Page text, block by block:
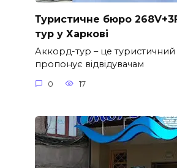
Туристичне бюро
тур у Харкові
Аккорд-тур – це
пропонує відвідувачам
0 17